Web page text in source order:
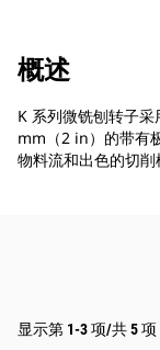
概述
K 系列微铣刨转子
mm（2 in）的带有
物料流和出色的切削
显示第 1-3 项/共 5 项